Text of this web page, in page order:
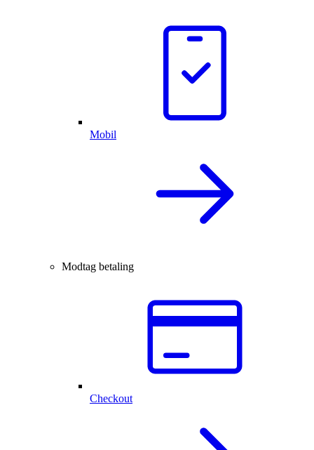
Mobil
Modtag betaling
Checkout